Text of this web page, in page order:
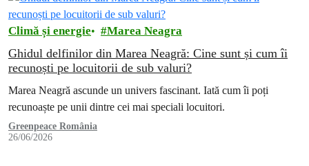
Climă și energie Marea Neagra
Ghidul delfinilor din Marea Neagră: Cine sunt și cum îi
recunoști pe locuitorii de sub valuri?
Marea Neagră ascunde un univers fascinant. Iată cum îi poți
recunoaște pe unii dintre cei mai speciali locuitori.
Greenpeace România
26/06/2026